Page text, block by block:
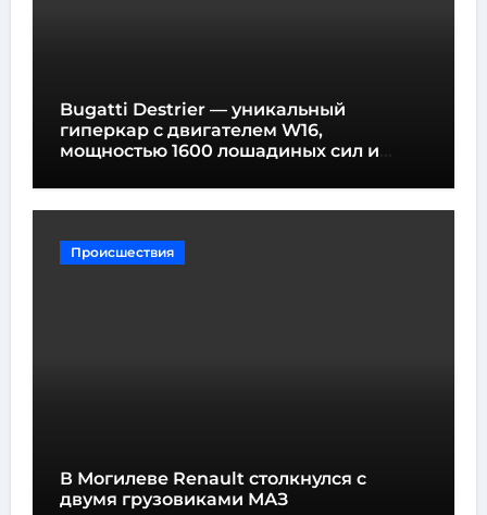
Bugatti Destrier — уникальный
гиперкар с двигателем W16,
мощностью 1600 лошадиных сил и
Происшествия
В Могилеве Renault столкнулся с
двумя грузовиками МАЗ